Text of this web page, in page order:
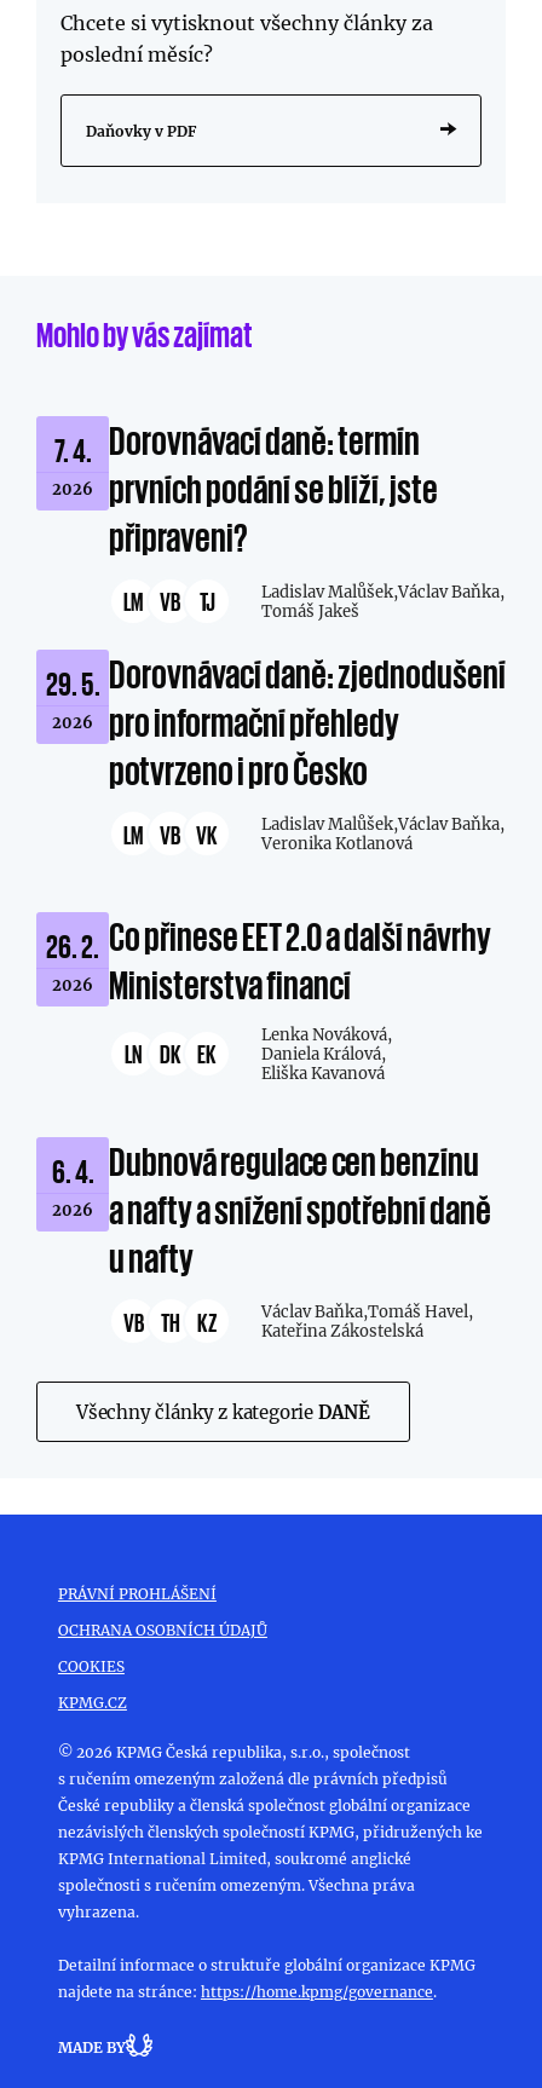
Chcete si vytisknout všechny články za
poslední měsíc?
Daňovky v PDF
Mohlo by vás zajímat
7. 4.
2026
Dorovnávací daně: termín
prvních podání se blíží, jste
připraveni?
LM VB TJ Ladislav Malůšek,Václav Baňka,
Tomáš Jakeš
29. 5.
2026
Dorovnávací daně: zjednodušení
pro informační přehledy
potvrzeno i pro Česko
LM VB VK Ladislav Malůšek,Václav Baňka,
Veronika Kotlanová
26. 2.
2026
Co přinese EET 2.0 a další návrhy
Ministerstva financí
LN DK EK
Lenka Nováková,
Daniela Králová,
Eliška Kavanová
6. 4.
2026
Dubnová regulace cen benzínu
a nafty a snížení spotřební daně
u nafty
VB TH KZ Václav Baňka,Tomáš Havel,
Kateřina Zákostelská
Všechny články z kategorie DANĚ
PRÁVNÍ PROHLÁŠENÍ
OCHRANA OSOBNÍCH ÚDAJŮ
COOKIES
KPMG.CZ
© 2026 KPMG Česká republika, s.r.o., společnost
s ručením omezeným založená dle právních předpisů
České republiky a členská společnost globální organizace
nezávislých členských společností KPMG, přidružených ke
KPMG International Limited, soukromé anglické
společnosti s ručením omezeným. Všechna práva
vyhrazena.
Detailní informace o struktuře globální organizace KPMG
najdete na stránce: https://home.kpmg/governance.
MADE BY